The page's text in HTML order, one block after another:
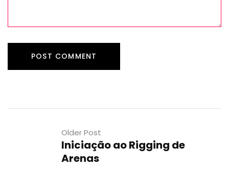
Older Post
Iniciação ao Rigging de
Arenas